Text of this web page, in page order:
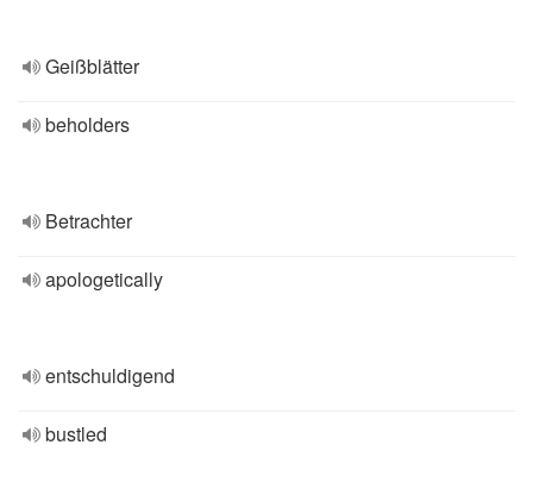
Geißblätter
beholders
Betrachter
apologetically
entschuldigend
bustled